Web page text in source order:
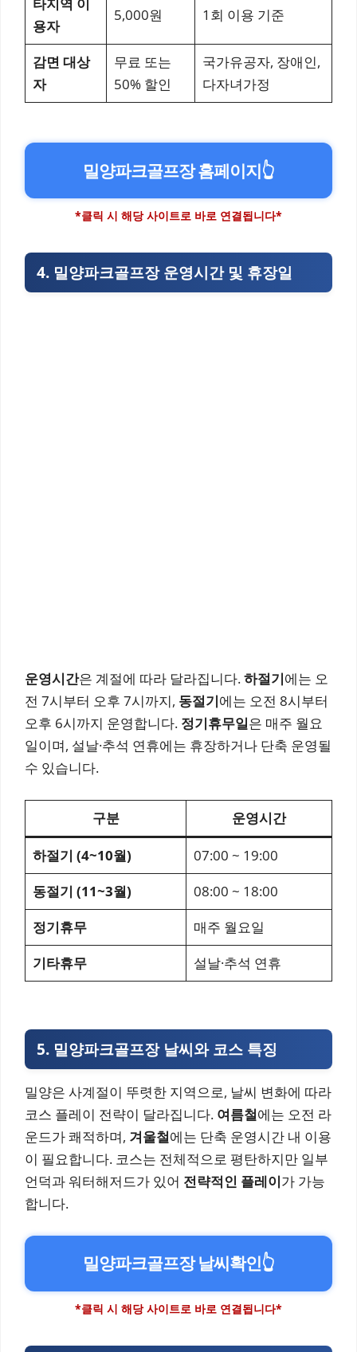
용자
5,000원 1회 이용 기준
감면 대상
자
무료 또는
50% 할인
국가유공자, 장애인,
다자녀가정
밀양파크골프장 홈페이지👆
*클릭 시 해당 사이트로 바로 연결됩니다*
4. 밀양파크골프장 운영시간 및 휴장일
운영시간은 계절에 따라 달라집니다.하절기에는 오
전 7시부터 오후 7시까지, 동절기에는 오전 8시부터
오후 6시까지 운영합니다. 정기휴무일은 매주 월요
일이며, 설날·추석 연휴에는 휴장하거나 단축 운영될
수 있습니다.
구분 운영시간
하절기 (4~10월)
07:00 ~ 19:00
동절기 (11~3월)
08:00 ~ 18:00
정기휴무
매주 월요일
기타휴무
설날·추석 연휴
5. 밀양파크골프장 날씨와 코스 특징
밀양은 사계절이 뚜렷한 지역으로, 날씨 변화에 따라
코스 플레이 전략이 달라집니다. 여름철에는 오전 라
운드가 쾌적하며, 겨울철에는 단축 운영시간 내 이용
이 필요합니다. 코스는 전체적으로 평탄하지만 일부
언덕과 워터해저드가 있어 전략적인 플레이가 가능
합니다.
밀양파크골프장 날씨확인👆
*클릭 시 해당 사이트로 바로 연결됩니다*